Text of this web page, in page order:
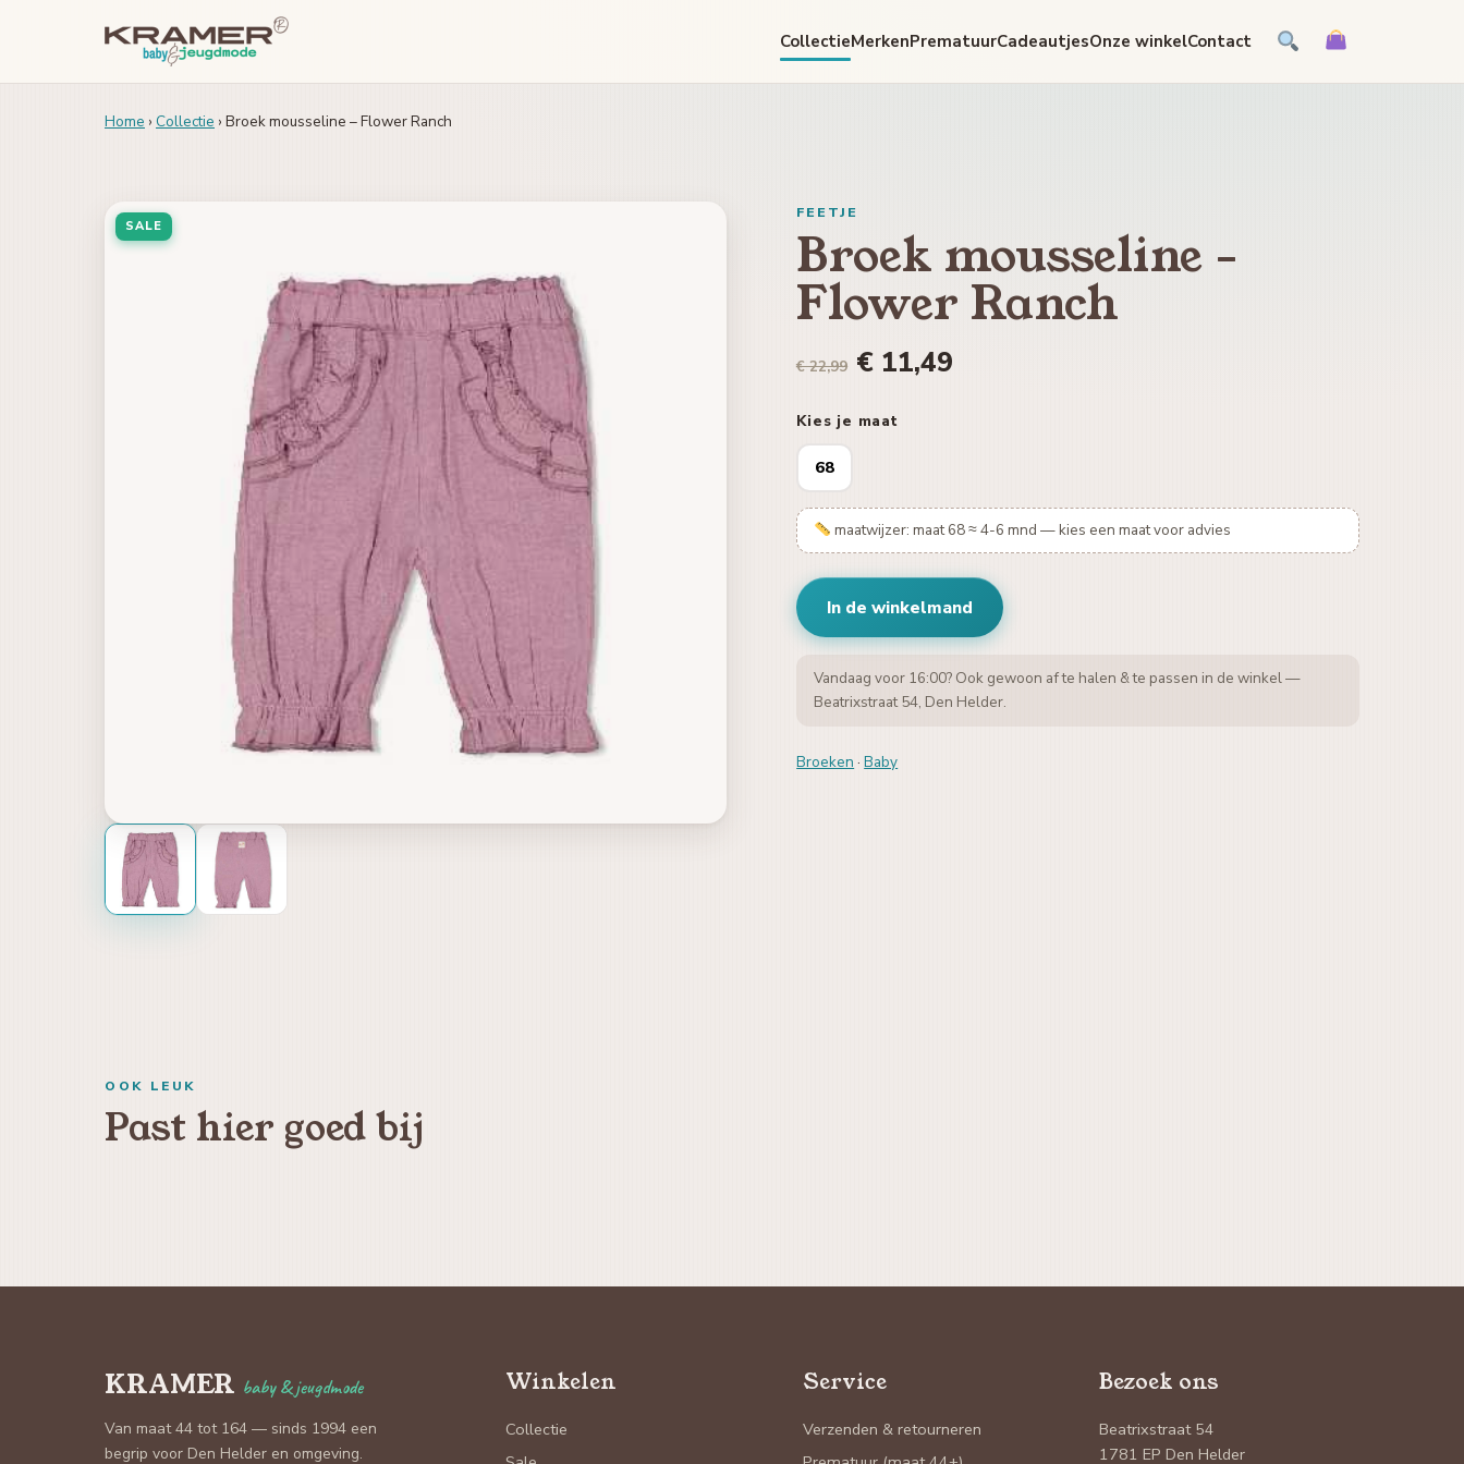
CollectieMerkenPrematuurCadeautjesOnze winkelContact
Home › Collectie › Broek mousseline – Flower Ranch
SALE
FEETJE
Broek mousseline -
Flower Ranch
€ 22,99 € 11,49
Kies je maat
68
maatwijzer: maat 68 ≈ 4-6 mnd — kies een maat voor advies
In de winkelmand
Vandaag voor 16:00? Ook gewoon af te halen & te passen in de winkel —
Beatrixstraat 54, Den Helder.
Broeken ·Baby
OOK LEUK
Past hier goed bij
KRAMER baby & jeugdmode
Van maat 44 tot 164 — sinds 1994 een
begrip voor Den Helder en omgeving.
Winkelen
Collectie
Service
Verzenden & retourneren
Bezoek ons
Beatrixstraat 54
1781 EP Den Helder